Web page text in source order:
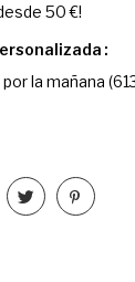
50 €!
la mañana